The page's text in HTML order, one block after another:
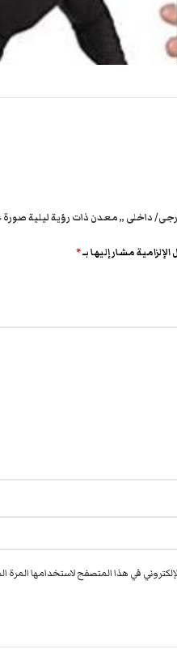
داخلى ,, معدن ذات رؤية ليلية صورة
مشار إليها بـ*
في هذا المتصفح لاستخدامها المرة